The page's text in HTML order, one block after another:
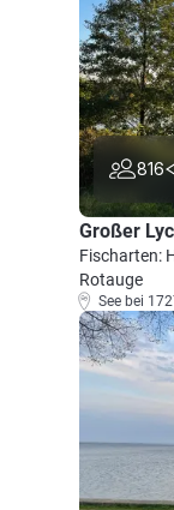
816
Großer
Fischarten:
Rotauge
See bei